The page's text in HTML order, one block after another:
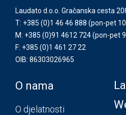
Laudato d.o.o. Gračanska cesta
T: +385 (0)1 46 46 888 (pon-pet
M: +385 (0)91 4612 724(pon-pet
F: +385 (0)1 461 27 22
OIB: 86303026965
O nama
O djelatnosti